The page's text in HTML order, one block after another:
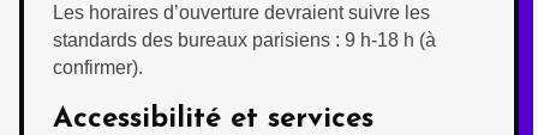
Les horaires d’ouverture devraient suivre les
standards des bureaux parisiens : 9 h-18 h (à
confirmer).
Accessibilité et services